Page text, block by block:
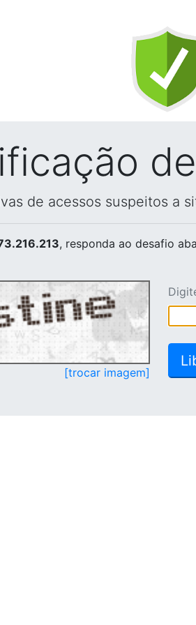
de acessos suspeitos a
, responda ao desafio
[trocar imagem]